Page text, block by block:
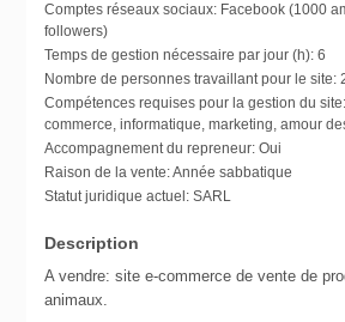
Comptes réseaux sociaux: Facebook (1000
followers)
Temps de gestion nécessaire par jour (h): 6
Nombre de personnes travaillant pour le site:
Compétences requises pour la gestion du site:
commerce, informatique, marketing, amour
Accompagnement du repreneur: Oui
Raison de la vente:Année sabbatique
Statut juridique actuel: SARL
Description
A vendre: site e-commerce de vente de
animaux.